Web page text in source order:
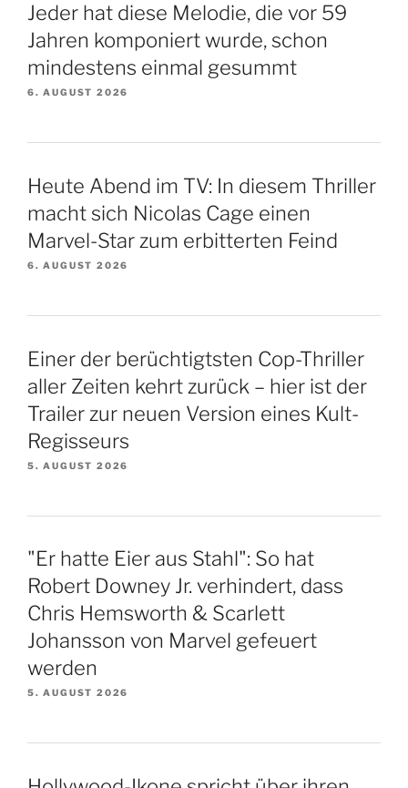
Jeder hat diese Melodie, die vor 59
Jahren komponiert wurde, schon
mindestens einmal gesummt
6. AUGUST 2026
Heute Abend im TV: In diesem Thriller
macht sich Nicolas Cage einen
Marvel-Star zum erbitterten Feind
6. AUGUST 2026
Einer der berüchtigtsten Cop-Thriller
aller Zeiten kehrt zurück – hier ist der
Trailer zur neuen Version eines Kult-
Regisseurs
5. AUGUST 2026
"Er hatte Eier aus Stahl": So hat
Robert Downey Jr. verhindert, dass
Chris Hemsworth & Scarlett
Johansson von Marvel gefeuert
werden
5. AUGUST 2026